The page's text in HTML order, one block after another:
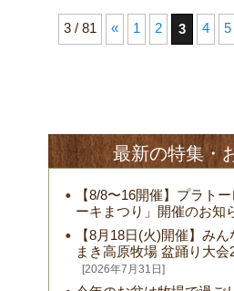
3 / 81 « 1 2 3 4 5
最新の特集・
【8/8〜16開催】プラト
ーキまつり」開催のお知
【8月18日(火)開催】み
まき高原牧場 盆踊り大会
[2026年7月31日]